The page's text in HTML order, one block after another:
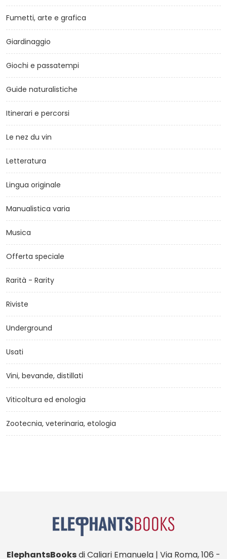
Fumetti, arte e grafica
Giardinaggio
Giochi e passatempi
Guide naturalistiche
Itinerari e percorsi
Le nez du vin
Letteratura
Lingua originale
Manualistica varia
Musica
Offerta speciale
Rarità - Rarity
Riviste
Underground
Usati
Vini, bevande, distillati
Viticoltura ed enologia
Zootecnia, veterinaria, etologia
ElephantsBooksdi Caliari Emanuela | Via Roma, 106 -